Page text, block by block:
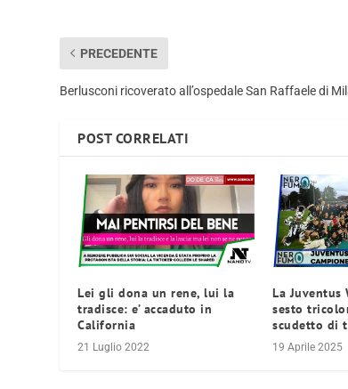
PRECEDENTE
Berlusconi ricoverato all’ospedale San Raffaele di
POST CORRELATI
Lei gli dona un rene, lui la
tradisce: e’ accaduto in
California
21 Luglio 2022
La Juventus
sesto
scudetto di
19 Aprile 2025